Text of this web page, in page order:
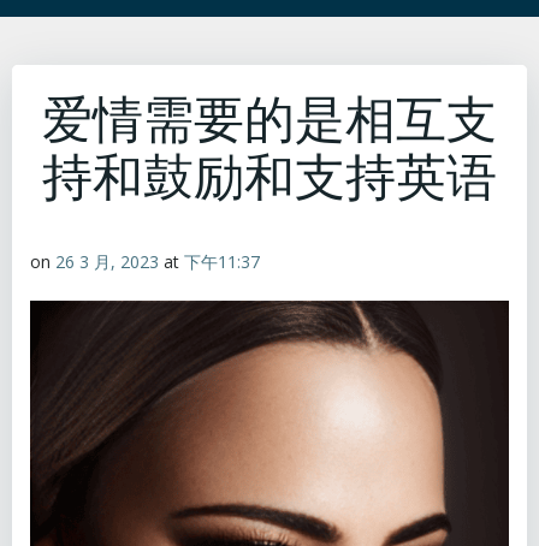
爱情需要的是相互支
持和鼓励和支持英语
on 26 3 月, 2023 at 下午11:37